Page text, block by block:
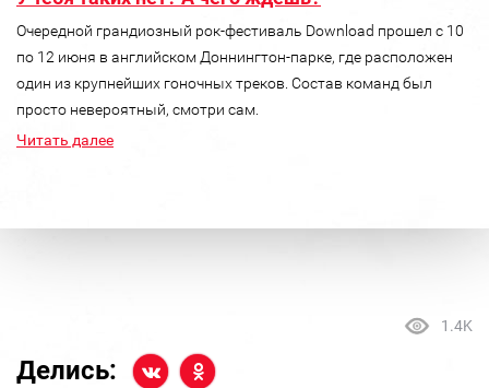
Очередной грандиозный рок-фестиваль Download прошел с 10
по 12 июня в английском Доннингтон-парке, где расположен
один из крупнейших гоночных треков. Состав команд был
просто невероятный, смотри сам.
Читать далее
1.4K
Делись: